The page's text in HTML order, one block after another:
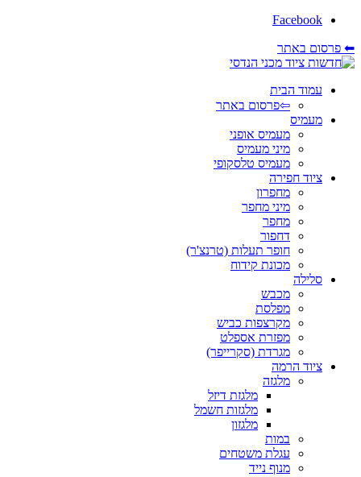
Facebook
⬅ פרסום באתר
עמוד הבית
⇦פרסום באתר
מעמיס
מעמיס אופני
מיני מעמיס
מעמיס טלסקופי
ציוד חפירה
מחפרון
מיני מחפר
מחפר
דחפור
חופר תעלות (טרנצ'ר)
מכונת קידוח
סלילה
מכבש
מפלסת
מקרצפות כביש
מפזרת אספלט
מגרדת (סקרייפר)
ציוד הרמה
מלגזה
מלגזת דיזל
מלגזות חשמל
מלגזון
במות
עגלת משטחים
מנוף נייד